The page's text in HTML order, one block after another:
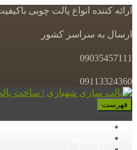
ارائه کننده انواع پالت چوبی
ارسال به سراسر کشور
09035457111
09113324360
فهرست